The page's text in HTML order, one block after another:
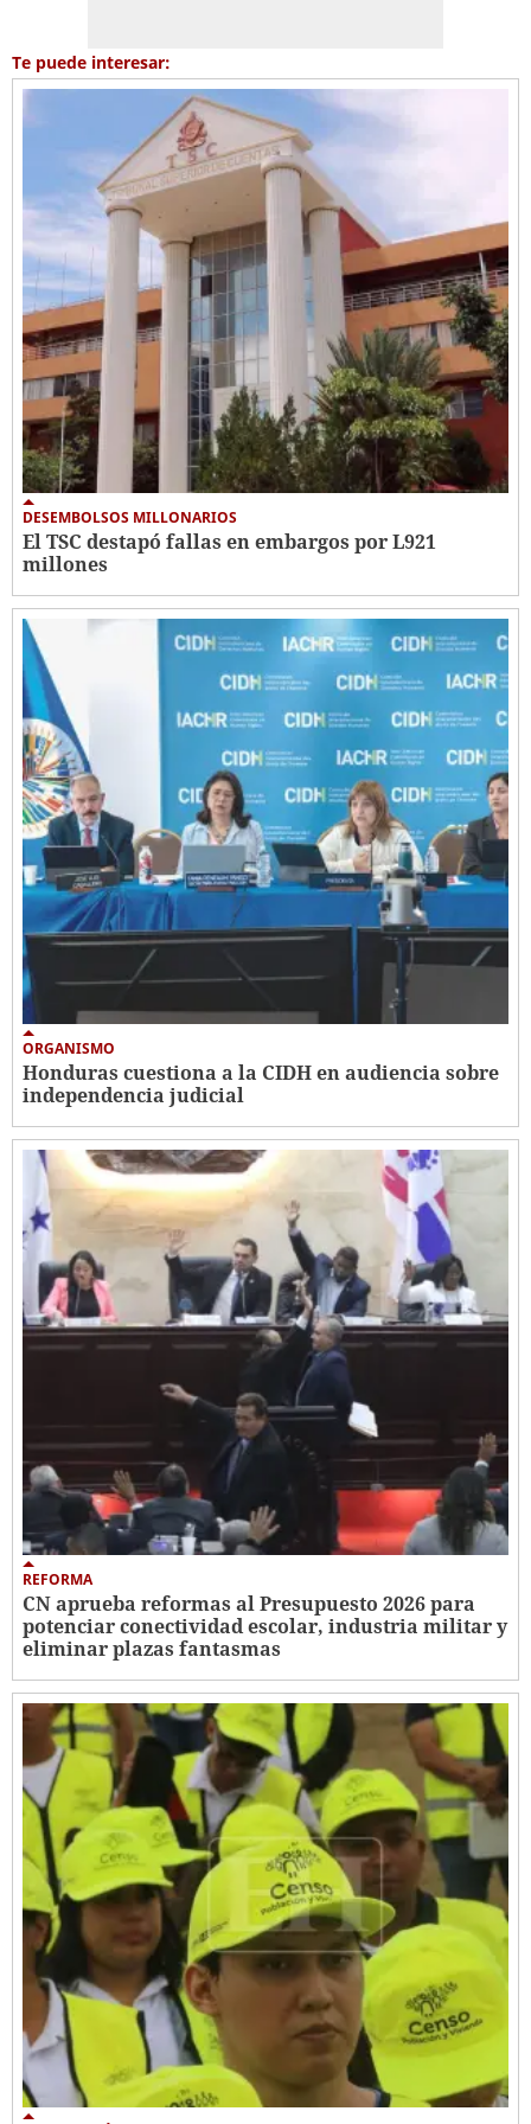
Te puede interesar:
DESEMBOLSOS MILLONARIOS
El TSC destapó fallas en embargos por L921
millones
ORGANISMO
Honduras cuestiona a la CIDH en audiencia sobre
independencia judicial
REFORMA
CN aprueba reformas al Presupuesto 2026 para
potenciar conectividad escolar, industria militar y
eliminar plazas fantasmas